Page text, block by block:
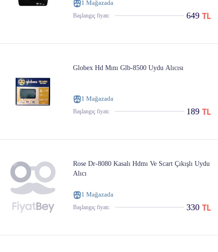
1 Mağazada
Başlangıç ​​fiyatı: 649
Globex Hd Mını Glb-8500 Uydu Alıcısı
1 Mağazada
Başlangıç ​​fiyatı: 189
Rose Dr-8080 Kasalı Hdmı Ve Scart Çıkışlı Uydu
Alıcı
1 Mağazada
Başlangıç ​​fiyatı: 330